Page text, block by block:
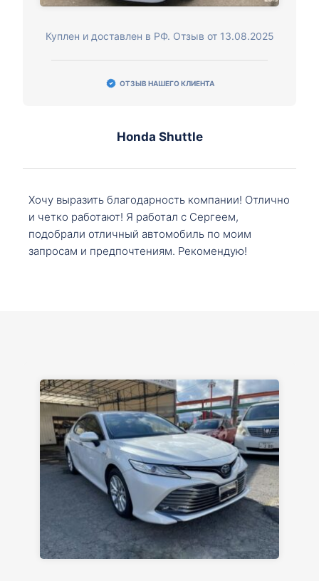
Куплен и доставлен в РФ. Отзыв от 13.08.2025
ОТЗЫВ НАШЕГО КЛИЕНТА
Honda Shuttle
Хочу выразить благодарность компании! Отлично
и четко работают! Я работал с Сергеем,
подобрали отличный автомобиль по моим
запросам и предпочтениям. Рекомендую!